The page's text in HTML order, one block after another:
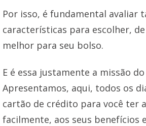
Por isso, é fundamental avaliar
características para escolher,
melhor para seu bolso.
E é essa justamente a missão do
Apresentamos, aqui, todos os
cartão de crédito para você ter
facilmente, aos seus benefícios